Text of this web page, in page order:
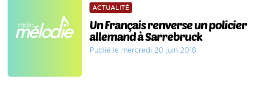
ACTUALITÉ
Un Français renverse un policier
allemand à Sarrebruck
Publié le mercredi 20 juin 2018